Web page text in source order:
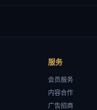
服务
会员服务
内容合作
广告招商